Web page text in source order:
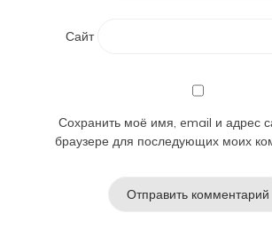
Сайт
Сохранить моё имя, email и адрес
браузере для последующих моих